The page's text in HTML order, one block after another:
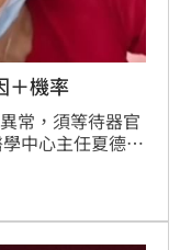
＋機率
常，須等待器官
中心主任夏德椿
給予氧氣等療法
體移植，即使有